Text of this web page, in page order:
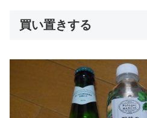
買い置きする